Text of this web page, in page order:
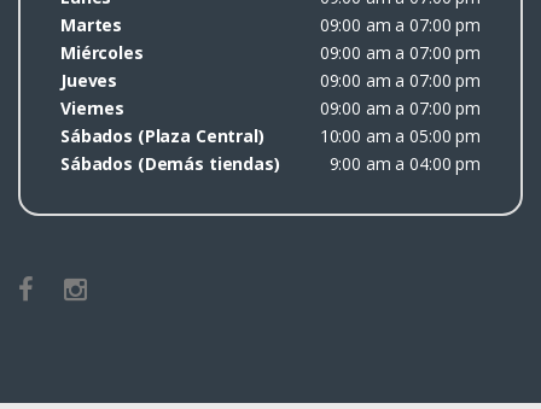
Martes
09:00 am a 07:00 pm
Miércoles
09:00 am a 07:00 pm
Jueves
09:00 am a 07:00 pm
Viernes
09:00 am a 07:00 pm
Sábados (Plaza Central)
10:00 am a 05:00 pm
Sábados (Demás tiendas)
9:00 am a 04:00 pm